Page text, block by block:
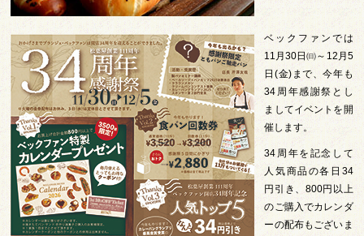
ベックファンでは
11月30日㈰～12月5
日(金)まで、今年も
34周年感謝祭とし
ましてイベントを開
催します。
34周年を記念して
人気商品の各日34
円引き、800円以上
のご購入でカレンダ
ーの配布もございま